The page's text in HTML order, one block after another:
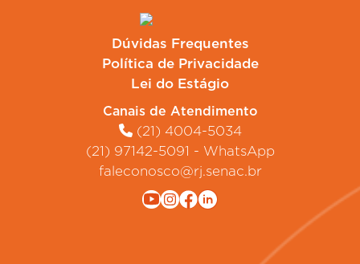
Dúvidas Frequentes
Política de Privacidade
Lei do Estágio
Canais de Atendimento
(21) 4004-5034
(21) 97142-5091 - WhatsApp
faleconosco@rj.senac.br